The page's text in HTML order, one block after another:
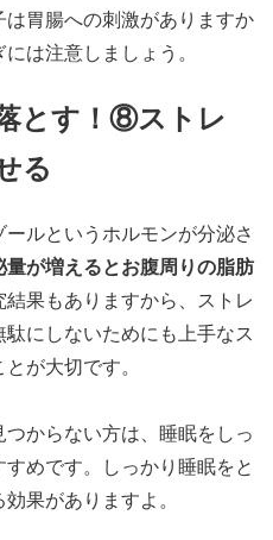
胃腸への刺激がありますか
は注意しましょう。
とす！⑧ストレ
る
ルというホルモンが分泌さ
量が増えるとお腹周りの脂肪
結果もありますから、ストレ
にしないためにも上手なス
が大切です。
からない方は、睡眠をしっ
めです。しっかり睡眠をと
果がありますよ。